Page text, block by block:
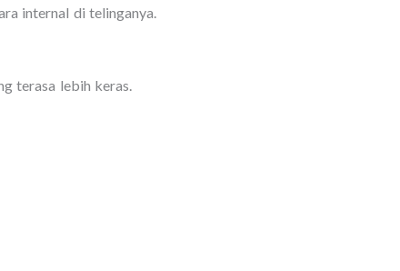
internal di telinganya.
terasa lebih keras.